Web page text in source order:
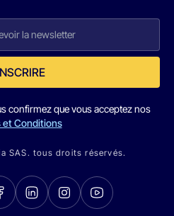
confirmez que vous acceptez nos
et Conditions
SAS. tous droits réservés.